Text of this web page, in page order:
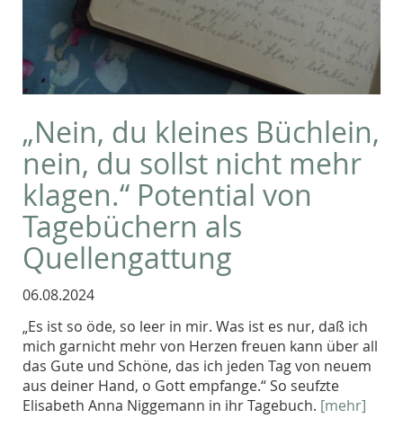
„Nein, du kleines Büchlein,
nein, du sollst nicht mehr
klagen.“ Potential von
Tagebüchern als
Quellengattung
06.08.2024
„Es ist so öde, so leer in mir. Was ist es nur, daß ich
mich garnicht mehr von Herzen freuen kann über all
das Gute und Schöne, das ich jeden Tag von neuem
aus deiner Hand, o Gott empfange.“ So seufzte
Elisabeth Anna Niggemann in ihr Tagebuch. [mehr]